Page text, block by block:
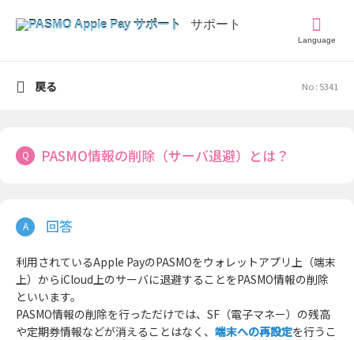
Language
No : 5341
PASMO情報の削除（サーバ退避）とは？
利用されているApple PayのPASMOをウォレットアプリ上（端末
上）からiCloud上のサーバに退避することをPASMO情報の削除
といいます。
PASMO情報の削除を行っただけでは、SF（電子マネー）の残高
や定期券情報などが消えることはなく、 端末への再設定を行うこ
戻る